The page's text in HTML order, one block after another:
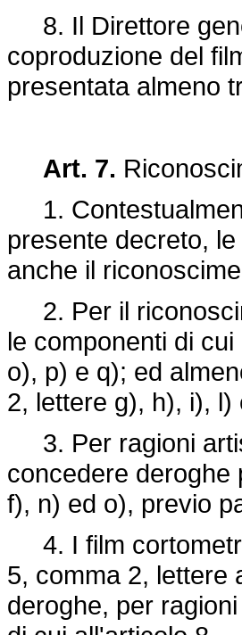
8. Il Direttore
coproduzione del
presentata almeno
Art. 7.
1.
presente decreto,
anche il
2. Per il
le componenti di
o), p) e q); ed
2, lettere g), h), i), l)
3. Per ragioni
concedere deroghe
f), n) ed o), previo
4. I film
5, comma 2, lettere
deroghe, per